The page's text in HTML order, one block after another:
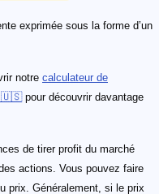
exprimée sous la forme d’un
notre calculateur de
🇺🇸pour découvrir davantage
de tirer profit du marché
actions. Vous pouvez faire
prix. Généralement, si le prix